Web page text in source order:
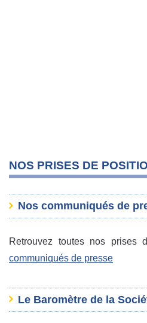
NOS PRISES DE
Nos communiqués de
Retrouvez toutes nos prises
communiqués de presse
Le Baromètre de la